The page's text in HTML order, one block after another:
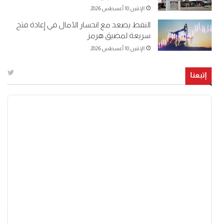
الإثنين 10 أغسطس 2026
النفط يصعد مع انحسار الآمال في إعادة فتح
سريعة لمضيق هرمز
الإثنين 10 أغسطس 2026
إتبعنا